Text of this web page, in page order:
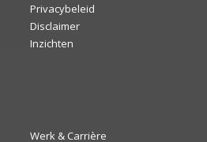
Privacybeleid
Disclaimer
Inzichten
Werk & Carrière